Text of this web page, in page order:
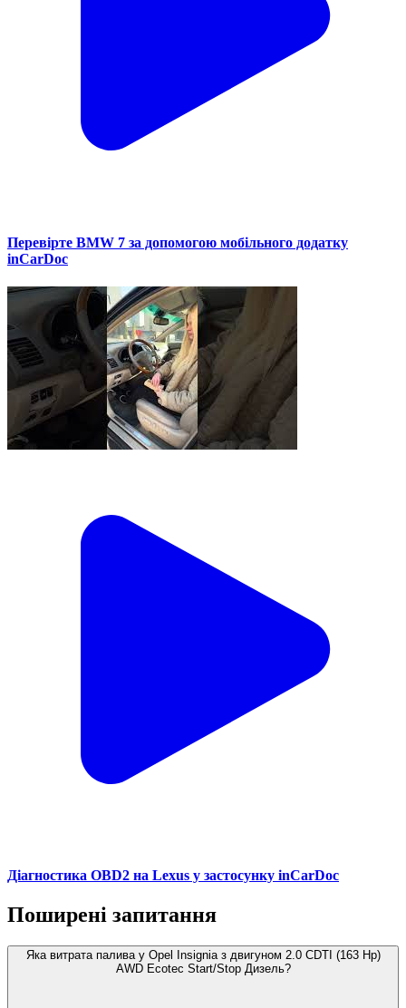
Перевірте BMW 7 за допомогою мобільного додатку
inCarDoc
Діагностика OBD2 на Lexus у застосунку inCarDoc
Поширені запитання
Яка витрата палива у Opel Insignia з двигуном 2.0 CDTI (163 Hp)
AWD Ecotec Start/Stop Дизель?